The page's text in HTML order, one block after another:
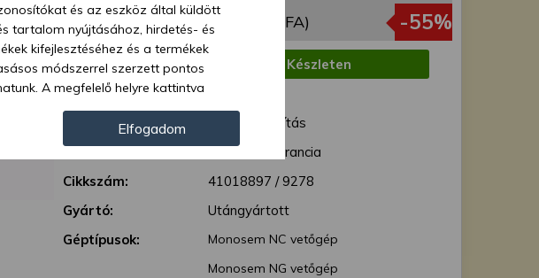
1 273 Ft (1 002 Ft + ÁFA) -55%
Elérhetőség:
Készleten
Szállítás:
Szállítási mód:
Normál szállítás
Garancia:
12 hónap garancia
Cikkszám:
41018897 / 9278
Gyártó:
Utángyártott
Géptípusok:
Monosem NC vetőgép
Monosem NG vetőgép
és az eszköz által küldött
tartalom nyújtásához, hirdetés- és
kifejlesztéséhez és a termékek
módszerrel szerzett pontos
A megfelelő helyre kattintva
adatkezelést végezzünk. Másik
információkhoz juthat, és
adatainak bizonyos kezeléséhez nem
az ilyen jellegű adatkezelés ellen. A
vagy az adatvédelmi szabályzatunk
Elfogadom